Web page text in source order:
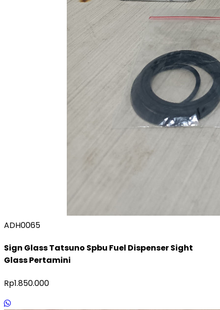
ADH0065
Sign Glass Tatsuno Spbu Fuel Dispenser Sight
Glass Pertamini
Rp1.850.000